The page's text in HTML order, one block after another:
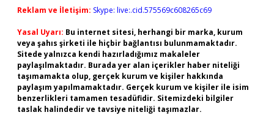
Reklam ve İletişim: Skype: live:.cid.575569c608265c69
Yasal Uyarı: Bu internet sitesi, herhangi bir marka, kurum
veya şahıs şirketi ile hiçbir bağlantısı bulunmamaktadır.
Sitede yalnızca kendi hazırladığımız makaleler
paylaşılmaktadır. Burada yer alan içerikler haber niteliği
taşımamakta olup, gerçek kurum ve kişiler hakkında
paylaşım yapılmamaktadır. Gerçek kurum ve kişiler ile isim
benzerlikleri tamamen tesadüfidir. Sitemizdeki bilgiler
taslak halindedir ve tavsiye niteliği taşımazlar.